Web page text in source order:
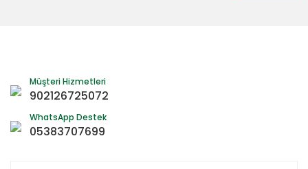
Müşteri Hizmetleri
902126725072
WhatsApp Destek
05383707699